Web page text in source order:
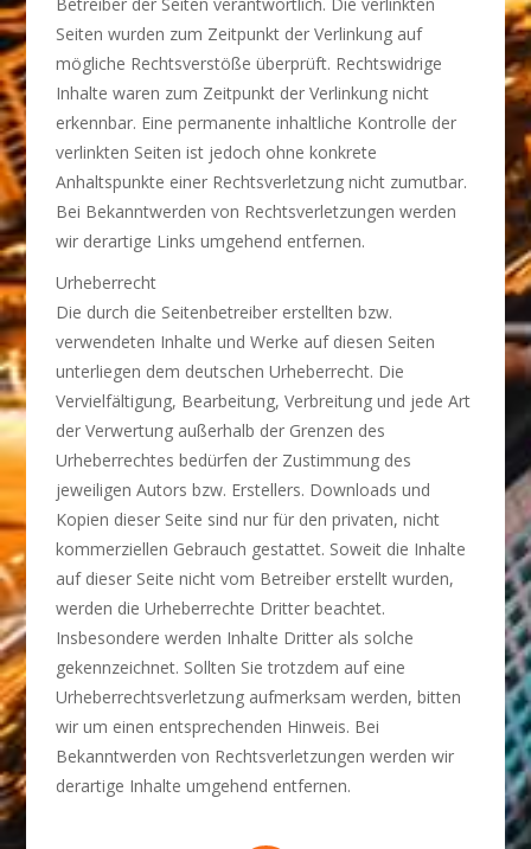
Seiten wurden zum Zeitpunkt der Verlinkung auf
mögliche Rechtsverstöße überprüft. Rechtswidrige
Inhalte waren zum Zeitpunkt der Verlinkung nicht
erkennbar. Eine permanente inhaltliche Kontrolle der
verlinkten Seiten ist jedoch ohne konkrete
Anhaltspunkte einer Rechtsverletzung nicht zumutbar.
Bei Bekanntwerden von Rechtsverletzungen werden
wir derartige Links umgehend entfernen.
Urheberrecht
Die durch die Seitenbetreiber erstellten bzw.
verwendeten Inhalte und Werke auf diesen Seiten
unterliegen dem deutschen Urheberrecht. Die
Vervielfältigung, Bearbeitung, Verbreitung und jede Art
der Verwertung außerhalb der Grenzen des
Urheberrechtes bedürfen der Zustimmung des
jeweiligen Autors bzw. Erstellers. Downloads und
Kopien dieser Seite sind nur für den privaten, nicht
kommerziellen Gebrauch gestattet. Soweit die Inhalte
auf dieser Seite nicht vom Betreiber erstellt wurden,
werden die Urheberrechte Dritter beachtet.
Insbesondere werden Inhalte Dritter als solche
gekennzeichnet. Sollten Sie trotzdem auf eine
Urheberrechtsverletzung aufmerksam werden, bitten
wir um einen entsprechenden Hinweis. Bei
Bekanntwerden von Rechtsverletzungen werden wir
derartige Inhalte umgehend entfernen.